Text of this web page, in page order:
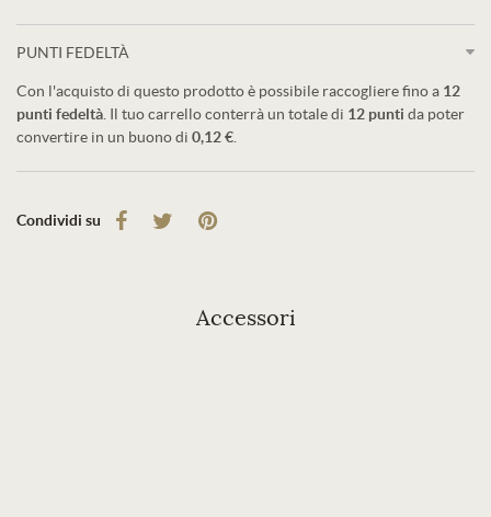
PUNTI FEDELTÀ
Con l'acquisto di questo prodotto è possibile raccogliere fino a 12
punti fedeltà . Il tuo carrello conterrà un totale di 12 punti da poter
convertire in un buono di 0,12 €
Condividi su
Accessori